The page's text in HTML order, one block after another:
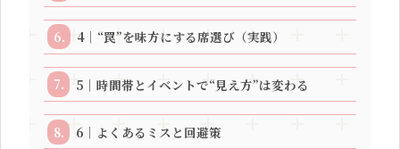
4｜“罠”を味方にする席選び（実践）
5｜時間帯とイベントで“見え方”は変わる
6｜よくあるミスと回避策